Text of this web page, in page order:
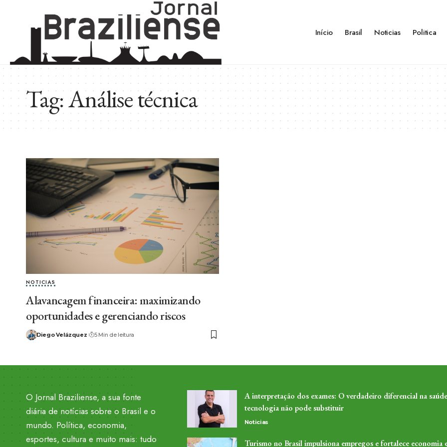
Início Brasil Noticias Politica
Tag:Análise técnica
NOTICIAS
Alavancagem financeira: maximizando
oportunidades e gerenciando riscos
Diego Velázquez 5 Min de leitura
O Jornal Braziliense, a sua fonte
diária de notícias sobre o Brasil e o
mundo. Política, economia,
esportes, cultura e muito mais: tudo
A interpretação dos exames: O verdadeiro diferencial na
tecnologia não pode substituir
Noticias
Turismo no Brasil impulsiona empregos e fortalece economia